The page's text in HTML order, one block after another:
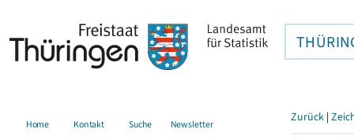
Home Kontakt Suche Newsletter Zurück |